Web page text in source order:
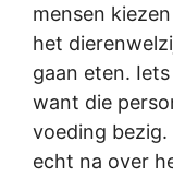
mensen
het
gaan eten.
want die
voeding bezig.
echt na over